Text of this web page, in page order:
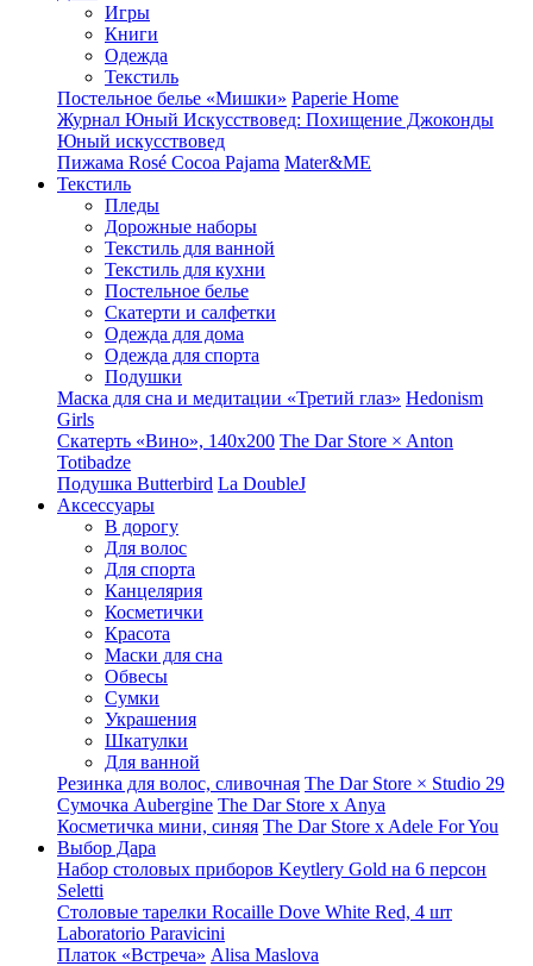
Игры
Книги
Одежда
Текстиль
Постельное белье «Мишки» Paperie Home
Журнал Юный Искусствовед: Похищение Джоконды
Юный искусствовед
Пижама Rosé Cocoa Pajama Mater&ME
Текстиль
Пледы
Дорожные наборы
Текстиль для ванной
Текстиль для кухни
Постельное белье
Скатерти и салфетки
Одежда для дома
Одежда для спорта
Подушки
Маска для сна и медитации «Третий глаз» Hedonism
Girls
Скатерть «Вино», 140х200 The Dar Store × Anton
Totibadze
Подушка Butterbird La DoubleJ
Аксессуары
В дорогу
Для волос
Для спорта
Канцелярия
Косметички
Красота
Маски для сна
Обвесы
Сумки
Украшения
Шкатулки
Для ванной
Резинка для волос, сливочная The Dar Store × Studio 29
Сумочка Aubergine The Dar Store x Anya
Косметичка мини, синяя The Dar Store x Adele For You
Выбор Дара
Набор столовых приборов Keytlery Gold на 6 персон
Seletti
Столовые тарелки Rocaille Dove White Red, 4 шт
Laboratorio Paravicini
Платок «Встреча» Alisa Maslova